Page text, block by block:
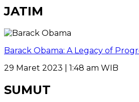
JATIM
Barack Obama: A Legacy of
29 Maret 2023 | 1:48 am WIB
SUMUT